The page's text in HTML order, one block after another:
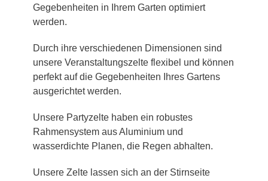
Gegebenheiten in Ihrem Garten optimiert
werden.
Durch ihre verschiedenen Dimensionen sind
unsere Veranstaltungszelte flexibel und können
perfekt auf die Gegebenheiten Ihres Gartens
ausgerichtet werden.
Unsere Partyzelte haben ein robustes
Rahmensystem aus Aluminium und
wasserdichte Planen, die Regen abhalten.
Unsere Zelte lassen sich an der Stirnseite